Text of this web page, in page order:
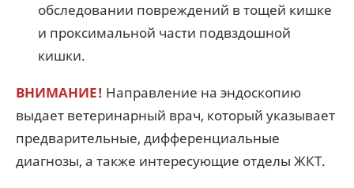
обследовании повреждений в тощей кишке
и проксимальной части подвздошной
кишки.
ВНИМАНИЕ! Направление на эндоскопию
выдает ветеринарный врач, который указывает
предварительные, дифференциальные
диагнозы, а также интересующие отделы ЖКТ.